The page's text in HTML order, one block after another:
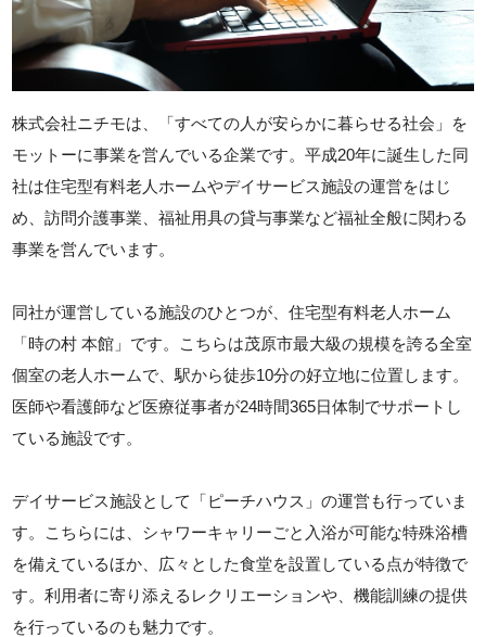
株式会社ニチモは、「すべての人が安らかに暮らせる社会」を
モットーに事業を営んでいる企業です。平成20年に誕生した同
社は住宅型有料老人ホームやデイサービス施設の運営をはじ
め、訪問介護事業、福祉用具の貸与事業など福祉全般に関わる
事業を営んでいます。
同社が運営している施設のひとつが、住宅型有料老人ホーム
「時の村 本館」です。こちらは茂原市最大級の規模を誇る全室
個室の老人ホームで、駅から徒歩10分の好立地に位置します。
医師や看護師など医療従事者が24時間365日体制でサポートし
ている施設です。
デイサービス施設として「ピーチハウス」の運営も行っていま
す。こちらには、シャワーキャリーごと入浴が可能な特殊浴槽
を備えているほか、広々とした食堂を設置している点が特徴で
す。利用者に寄り添えるレクリエーションや、機能訓練の提供
を行っているのも魅力です。